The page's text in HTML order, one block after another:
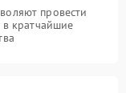
провести
в кратчайшие